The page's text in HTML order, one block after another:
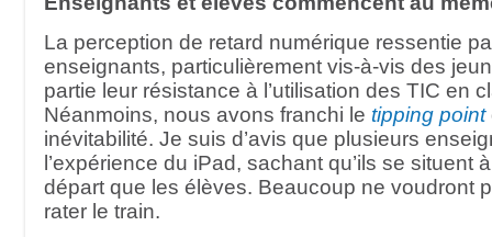
La perception de retard numérique ressentie
enseignants, particulièrement vis-à-vis des
partie leur résistance à l’utilisation des TIC en
Néanmoins, nous avons franchi le tipping point
inévitabilité. Je suis d’avis que plusieurs
l’expérience du iPad, sachant qu’ils se situent
départ que les élèves. Beaucoup ne voudront
rater le train.